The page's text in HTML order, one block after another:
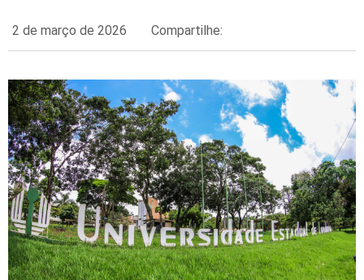
2 de março de 2026 Compartilhe: